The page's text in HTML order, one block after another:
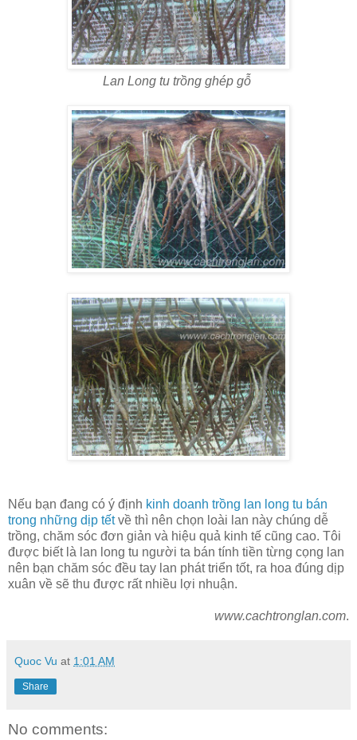
Lan Long tu trồng ghép gỗ
Nếu bạn đang có ý định kinh doanh trồng lan long tu bán
trong những dịp tếtvề thì nên chọn loài lan này chúng dễ
trồng, chăm sóc đơn giản và hiệu quả kinh tế cũng cao. Tôi
được biết là lan long tu người ta bán tính tiền từng cọng lan
nên bạn chăm sóc đều tay lan phát triển tốt, ra hoa đúng dịp
xuân về sẽ thu được rất nhiều lợi nhuận.
www.cachtronglan.com.
Quoc Vu at 1:01 AM
Share
No comments: